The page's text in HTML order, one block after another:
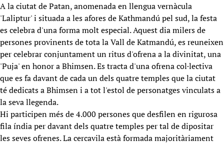
A la ciutat de Patan, anomenada en llengua vernàcula
'Laliptur' i situada a les afores de Kathmandú pel sud, la festa
es celebra d'una forma molt especial. Aquest dia milers de
persones provinents de tota la Vall de Katmandú, es reuneixen
per celebrar conjuntament un ritus d'ofrena a la divinitat, una
'Puja' en honor a Bhimsen. Es tracta d'una ofrena col·lectiva
que es fa davant de cada un dels quatre temples que la ciutat
té dedicats a Bhimsen i a tot l'estol de personatges vinculats a
la seva llegenda.
Hi participen més de 4.000 persones que desfilen en rigurosa
fila índia per davant dels quatre temples per tal de dipositar
les seves ofrenes. La cercavila està formada majoritàriament